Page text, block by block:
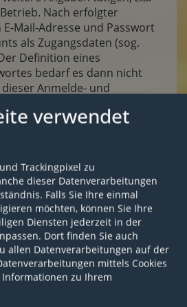
Nach erfolgter
Mail-Adresse und Passwort
als Zugangsdaten (sog.
Definition eines
bedarf es dann nicht
Anmelde- und
werden. Weitere
Sie in unserer
Lernplattform versichern
vor
schützen werden. Falls
Verwendung der
oder Sie vermuten, dass
verwendet werden,
die RPT unverzüglich zu
Nutzerkonto ist nicht auf
verwendet
Trackingpixel zu
dieser Datenverarbeitungen
Falls Sie Ihre einmal
möchten, können Sie Ihre
Diensten jederzeit in der
Dort finden Sie auch
allen Datenverarbeitungen auf der
mittels Cookies
zu Ihrem